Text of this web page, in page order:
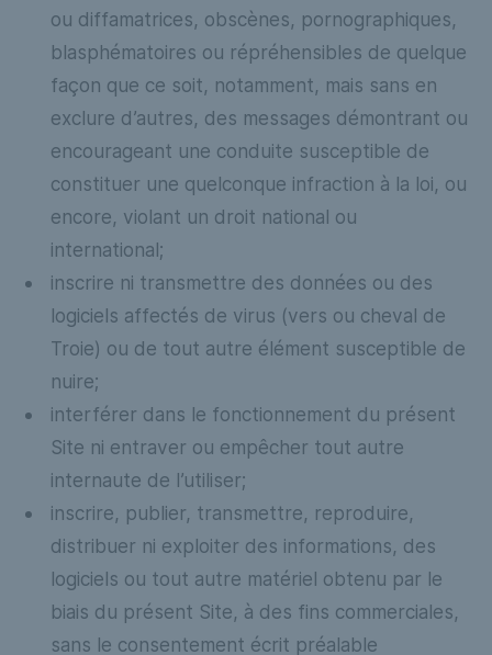
ou diffamatrices, obscènes, pornographiques,
blasphématoires ou répréhensibles de quelque
façon que ce soit, notamment, mais sans en
exclure d’autres, des messages démontrant ou
encourageant une conduite susceptible de
constituer une quelconque infraction à la loi, ou
encore, violant un droit national ou
international;
inscrire ni transmettre des données ou des
logiciels affectés de virus (vers ou cheval de
Troie) ou de tout autre élément susceptible de
nuire;
interférer dans le fonctionnement du présent
Site ni entraver ou empêcher tout autre
internaute de l’utiliser;
inscrire, publier, transmettre, reproduire,
distribuer ni exploiter des informations, des
logiciels ou tout autre matériel obtenu par le
biais du présent Site, à des fins commerciales,
sans le consentement écrit préalable